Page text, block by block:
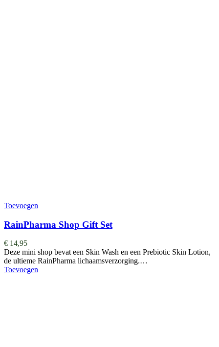
Toevoegen
RainPharma Shop Gift Set
€ 14,95
Deze mini shop bevat een Skin Wash en een Prebiotic Skin Lotion,
de ultieme RainPharma lichaamsverzorging.…
Toevoegen